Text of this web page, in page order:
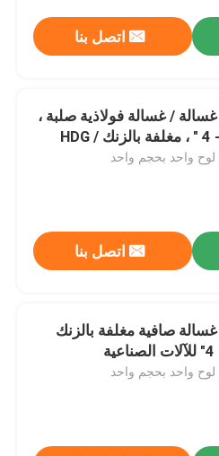
اتصل بنا
F436 غسالة / غسالة فولاذية صلبة ،
اتصل بنا
F436 غسالة صافية مغلفة بالزنك